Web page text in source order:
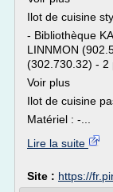
Ilot de cuisine
- Bibliothèque
LINNMON
(302.730.32) - 2
Voir plus
Ilot de cuisine
Matériel : -...
Lire la suite
Site : https://